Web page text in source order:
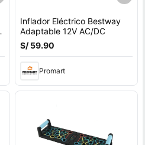
Inflador Eléctrico Bestway
Adaptable 12V AC/DC
S/ 59.90
Promart